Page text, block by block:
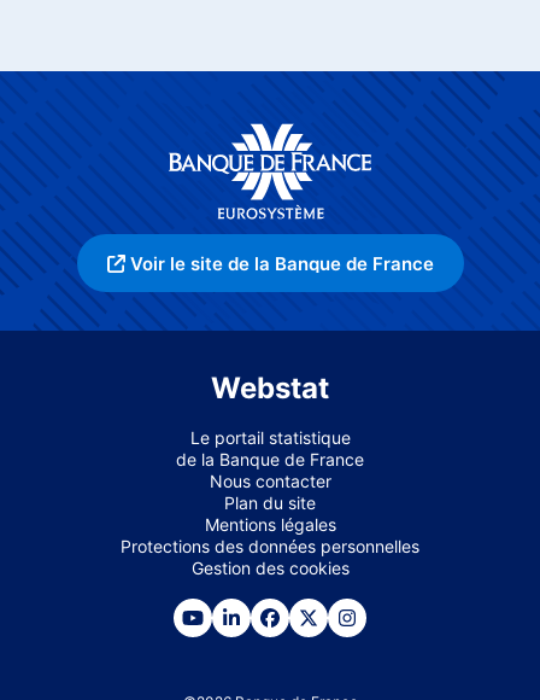
Voir le site de la Banque de France
Webstat
Le portail statistique
de la Banque de France
Nous contacter
Plan du site
Mentions légales
Protections des données personnelles
Gestion des cookies